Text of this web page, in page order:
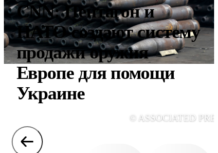
СNN: Пентагон и
НАТО создают систему
продажи оружия
Европе для помощи
Украине
© ASSOCIATED